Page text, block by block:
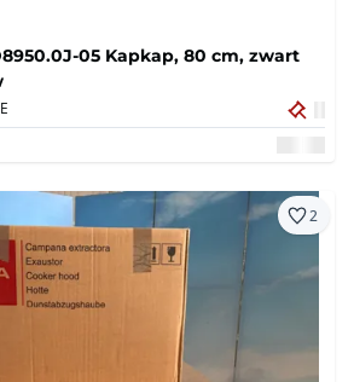
05 Kapkap, 80 cm, zwart
2